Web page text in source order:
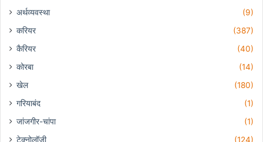
अर्थव्यवस्था
(9)
करियर
(387)
कैरियर
(40)
कोरबा
(14)
खेल
(180)
गरियाबंद
(1)
जांजगीर-चांपा
(1)
टेक्नोलॉजी
(124)